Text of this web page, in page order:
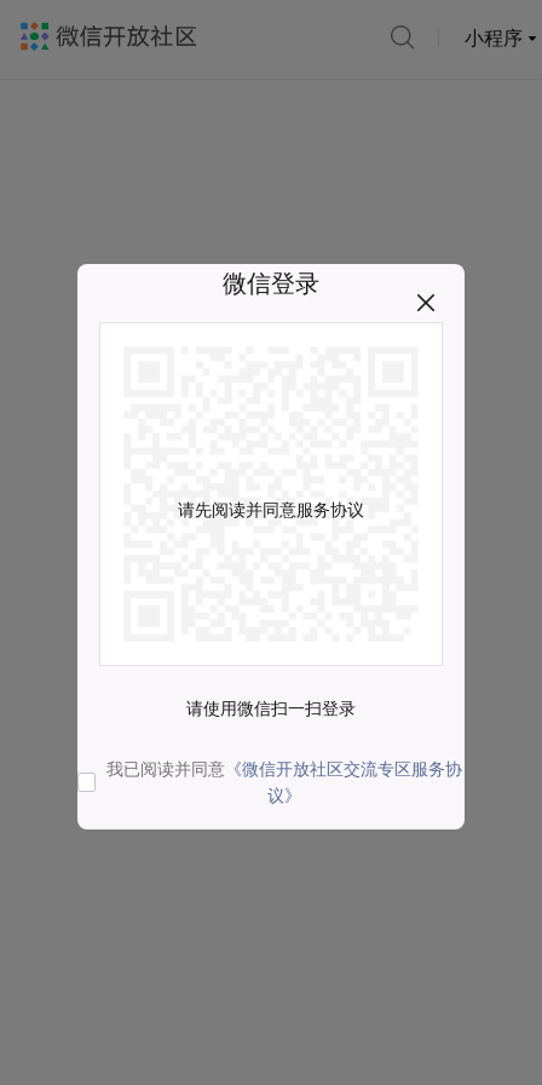
小程序
微信登录
请先阅读并同意服务协议
请使用微信扫一扫登录
我已阅读并同意 《微信开放社区交流专区服务协
议》